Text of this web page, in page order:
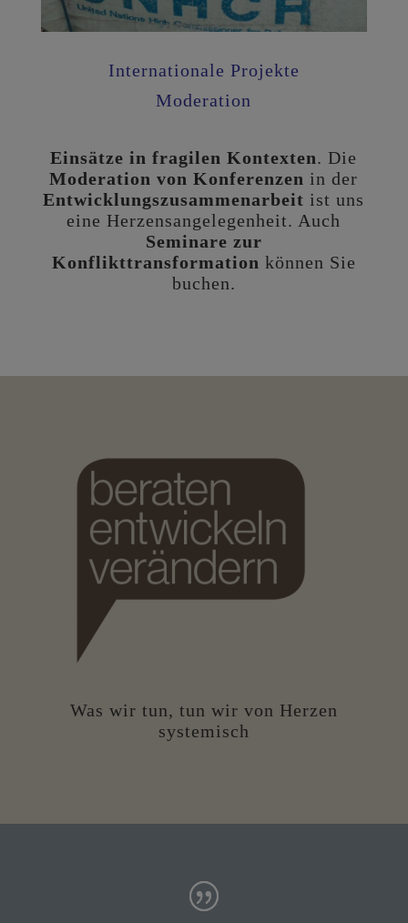
Internationale Projekte
Moderation
Einsätze in fragilen Kontexten. Die
Moderation von Konferenzen in der
Entwicklungs­zusammenarbeit ist uns
eine Herzensangelegenheit. Auch
Seminare zur
Konflikttransformation können Sie
buchen.
Was wir tun, tun wir von Herzen
systemisch